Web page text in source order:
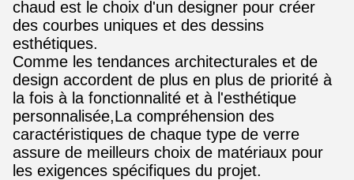
chaud est le choix d'un designer pour créer
des courbes uniques et des dessins
esthétiques.
Comme les tendances architecturales et de
design accordent de plus en plus de priorité à
la fois à la fonctionnalité et à l'esthétique
personnalisée,La compréhension des
caractéristiques de chaque type de verre
assure de meilleurs choix de matériaux pour
les exigences spécifiques du projet.